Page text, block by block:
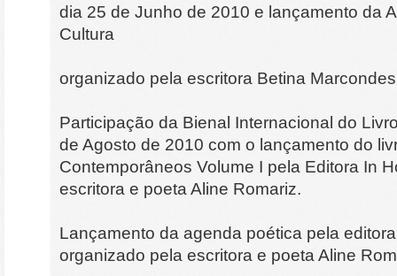
dia 25 de Junho de 2010 e lançamento da
Cultura
organizado pela escritora Betina
Participação da Bienal Internacional do
de Agosto de 2010 com o lançamento do
Contemporâneos Volume I pela Editora In
escritora e poeta Aline Romariz.
Lançamento da agenda poética pela
organizado pela escritora e poeta Aline